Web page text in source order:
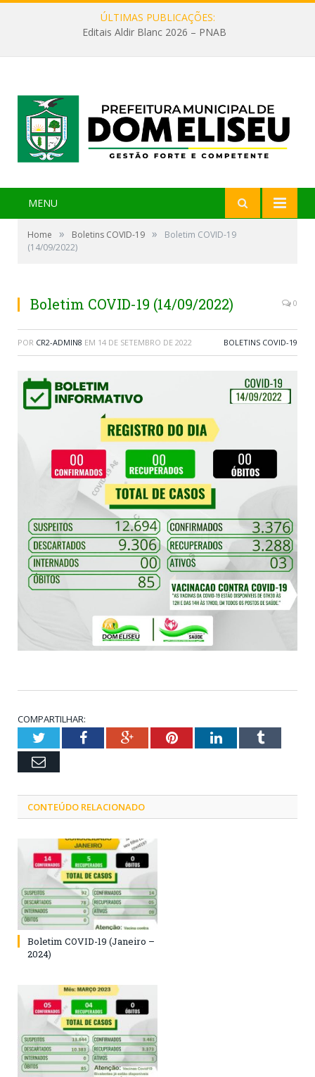
ÚLTIMAS PUBLICAÇÕES:
Editais Aldir Blanc 2026 – PNAB
MENU
Home » Boletins COVID-19 »
Boletim COVID-19
(14/09/2022)
Boletim COVID-19 (14/09/2022) 0
POR CR2-ADMIN8 EM 14 DE SETEMBRO DE 2022 BOLETINS COVID-19
COMPARTILHAR:
TwitterFacebookGoogle+PinterestLinkedInTumblr
Email
CONTEÚDO RELACIONADO
Boletim COVID-19 (Janeiro –
2024)